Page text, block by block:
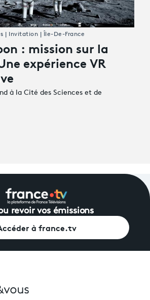
: mission sur la
expérience VR
à la Cité des Sciences et de
| Invitation | Île-De-France
revoir vos émissions
à france.tv